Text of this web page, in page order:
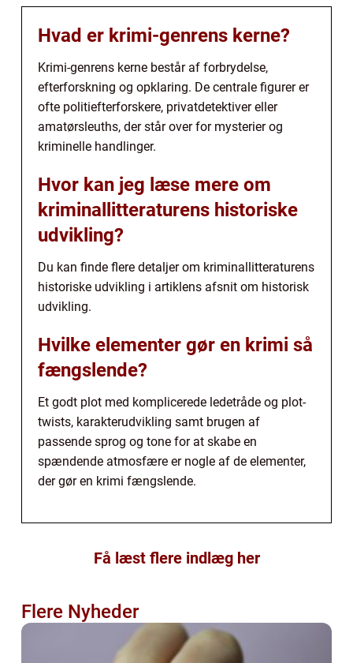
Hvad er krimi-genrens kerne?
Krimi-genrens kerne består af forbrydelse,
efterforskning og opklaring. De centrale figurer er
ofte politiefterforskere, privatdetektiver eller
amatørsleuths, der står over for mysterier og
kriminelle handlinger.
Hvor kan jeg læse mere om
kriminallitteraturens historiske
udvikling?
Du kan finde flere detaljer om kriminallitteraturens
historiske udvikling i artiklens afsnit om historisk
udvikling.
Hvilke elementer gør en krimi så
fængslende?
Et godt plot med komplicerede ledetråde og plot-
twists, karakterudvikling samt brugen af
passende sprog og tone for at skabe en
spændende atmosfære er nogle af de elementer,
der gør en krimi fængslende.
Få læst flere indlæg her
Flere Nyheder